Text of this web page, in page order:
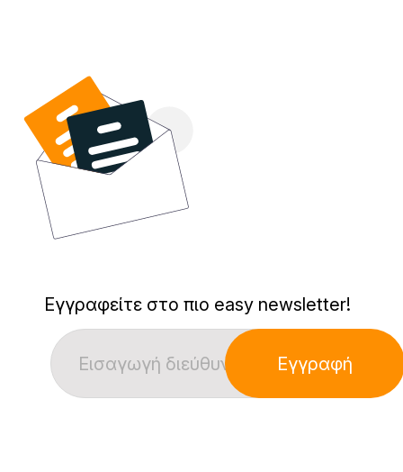
Εγγραφείτε στο πιο easy newsletter!
Εγγραφή